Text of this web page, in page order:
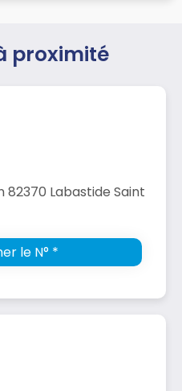
proximité
82370 Labastide Saint
le N° *